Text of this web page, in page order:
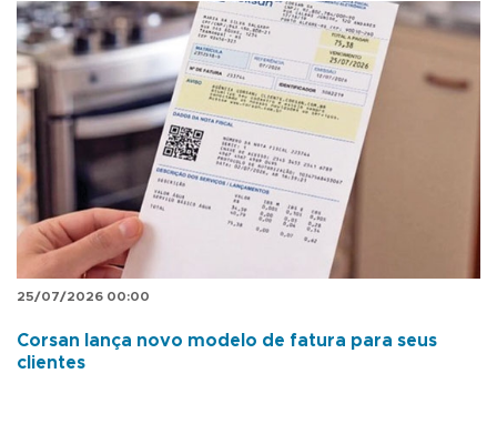
25/07/2026 00:00
Corsan lança novo modelo de fatura para seus
clientes